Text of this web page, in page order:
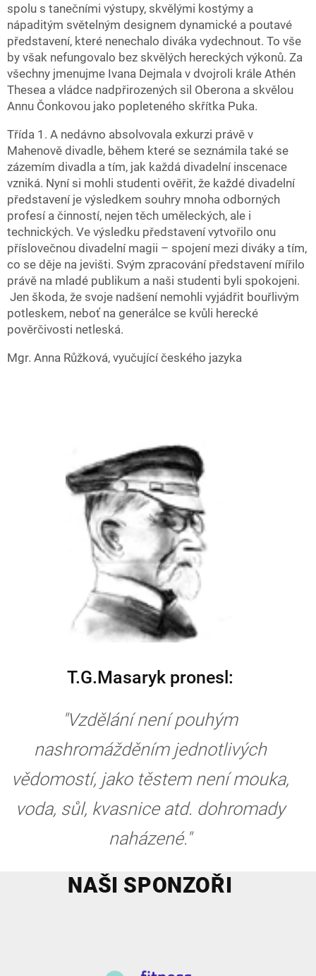
spolu s tanečními výstupy, skvělými kostýmy a
nápaditým světelným designem dynamické a poutavé
představení, které nenechalo diváka vydechnout. To vše
by však nefungovalo bez skvělých hereckých výkonů. Za
všechny jmenujme Ivana Dejmala v dvojroli krále Athén
Thesea a vládce nadpřirozených sil Oberona a skvělou
Annu Čonkovou jako popleteného skřítka Puka.
Třída 1. A nedávno absolvovala exkurzi právě v
Mahenově divadle, během které se seznámila také se
zázemím divadla a tím, jak každá divadelní inscenace
vzniká. Nyní si mohli studenti ověřit, že každé divadelní
představení je výsledkem souhry mnoha odborných
profesí a činností, nejen těch uměleckých, ale i
technických. Ve výsledku představení vytvořilo onu
příslovečnou divadelní magii – spojení mezi diváky a tím,
co se děje na jevišti. Svým zpracování představení mířilo
právě na mladé publikum a naši studenti byli spokojeni.
Jen škoda, že svoje nadšení nemohli vyjádřit bouřlivým
potleskem, neboť na generálce se kvůli herecké
pověrčivosti netleská.
Mgr. Anna Růžková, vyučující českého jazyka
T.G.Masaryk pronesl:
"Vzdělání není pouhým
nashromážděním jednotlivých
vědomostí, jako těstem není mouka,
voda, sůl, kvasnice atd. dohromady
naházené."
NAŠI SPONZOŘI